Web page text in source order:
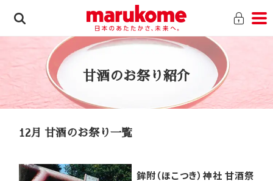
甘酒のお祭り紹介
12月 甘酒のお祭り一覧
鉾附（ほこつき）神社 甘酒祭